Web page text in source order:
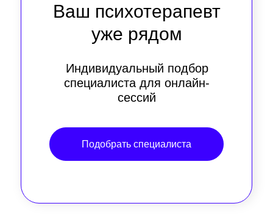
Ваш психотерапевт
уже рядом
Индивидуальный подбор
специалиста для онлайн-
сессий
Подобрать специалиста